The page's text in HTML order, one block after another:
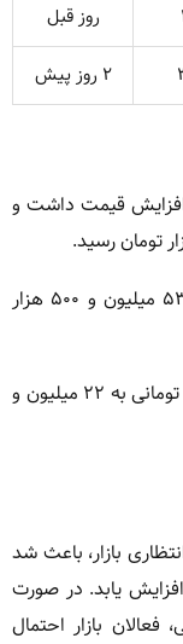
روز قبل
۲ روز پیش
افزایش قیمت داشت و
ربع سکه هم با افزایش یک میلیون تومانی، ۵۳ میلیون و ۵۰۰ هزار
همچنین هر سکه گرمی امروز با رشد ۳۰۰ هزار تومانی به ۲۲ میلیون و
بازار، باعث شد
یابد. در صورت
بازار احتمال